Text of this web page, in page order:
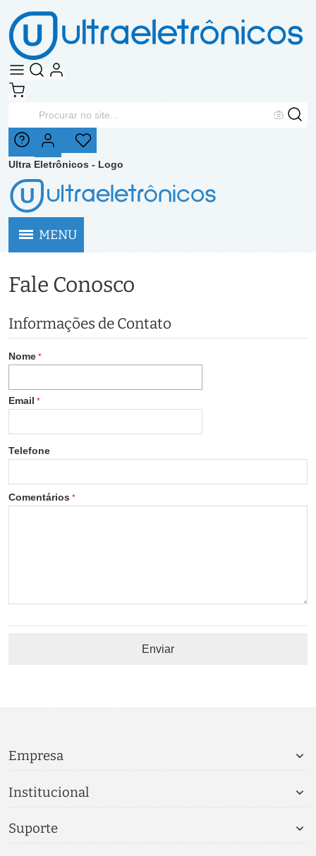
Ultra Eletrônicos - Logo
U
MENU
Fale Conosco
Informações de Contato
Nome
Email
Telefone
Comentários
Enviar
Empresa
Institucional
Suporte